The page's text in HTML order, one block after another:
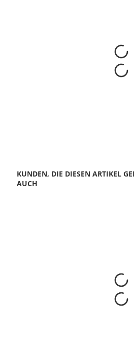
KUNDEN, DIE DIESEN ARTIKEL
AUCH